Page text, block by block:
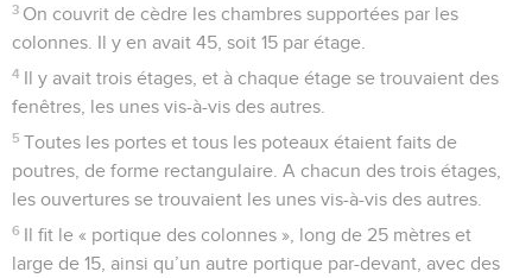
3 On couvrit de cèdre les chambres supportées par les
colonnes. Il y en avait 45, soit 15 par étage.
4 Il y avait trois étages, et à chaque étage se trouvaient des
fenêtres, les unes vis-à-vis des autres.
5 Toutes les portes et tous les poteaux étaient faits de
poutres, de forme rectangulaire. A chacun des trois étages,
les ouvertures se trouvaient les unes vis-à-vis des autres.
6 Il fit le « portique des colonnes », long de 25 mètres et
large de 15, ainsi qu’un autre portique par-devant, avec des